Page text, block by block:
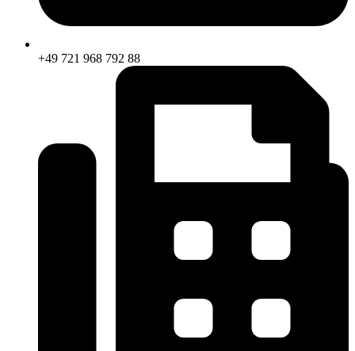
+49 721 968 792 88